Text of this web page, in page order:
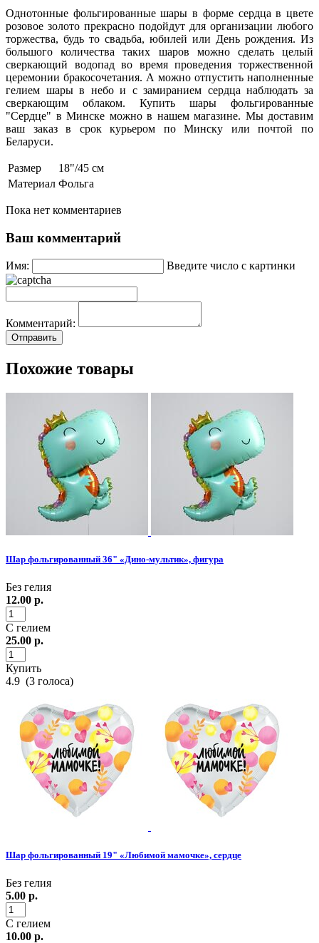
Однотонные фольгированные шары в форме сердца в цвете
розовое золото прекрасно подойдут для организации любого
торжества, будь то свадьба, юбилей или День рождения. Из
большого количества таких шаров можно сделать целый
сверкающий водопад во время проведения торжественной
церемонии бракосочетания. А можно отпустить наполненные
гелием шары в небо и с замиранием сердца наблюдать за
сверкающим облаком. Купить шары фольгированные
"Сердце" в Минске можно в нашем магазине. Мы доставим
ваш заказ в срок курьером по Минску или почтой по
Беларуси.
Размер
18"/45 см
Материал Фольга
Пока нет комментариев
Ваш комментарий
Имя: Введите число с картинки
Комментарий:
Похожие товары
Шар фольгированный 36" «Дино-мультик», фигура
Без гелия
12.00 р.
С гелием
25.00 р.
Купить
4.9 (3 голоса)
Шар фольгированный 19" «Любимой мамочке», сердце
Без гелия
5.00 р.
С гелием
10.00 р.